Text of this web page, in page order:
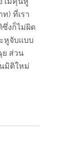
ท) ที่เรา
ซึ่งก็ไม่ผิด
หูจับแบบ
ย ส่วน
มิติใหม่